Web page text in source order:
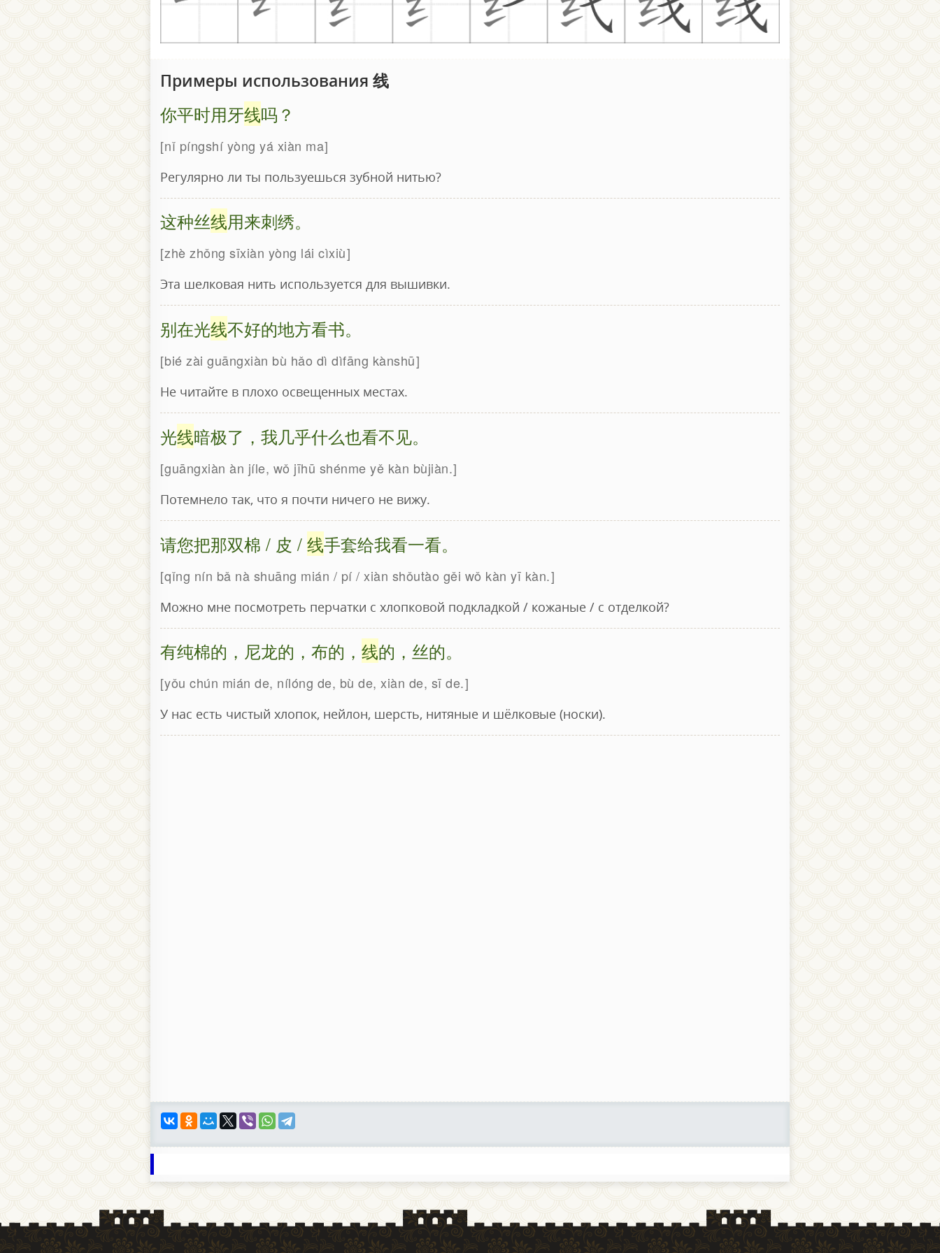
Примеры использования 线
你平时用牙线吗？
nǐ píngshí yòng yá xiàn ma
Регулярно ли ты пользуешься зубной нитью?
这种丝线用来刺绣。
zhè zhǒng sīxiàn yòng lái cìxiù
Эта шелковая нить используется для вышивки.
别在光线不好的地方看书。
bié zài guāngxiàn bù hǎo dì dìfāng kànshū
Не читайте в плохо освещенных местах.
光线暗极了，我几乎什么也看不见。
guāngxiàn àn jíle, wǒ jīhū shénme yě kàn bùjiàn.
Потемнело так, что я почти ничего не вижу.
请您把那双棉 / 皮 / 线手套给我看一看。
qǐng nín bǎ nà shuāng mián / pí / xiàn shǒutào gěi wǒ kàn yī kàn.
Можно мне посмотреть перчатки с хлопковой подкладкой / кожаные / с отделкой?
有纯棉的，尼龙的，布的， 线的，丝的。
yǒu chún mián de, nílóng de, bù de, xiàn de, sī de.
У нас есть чистый хлопок, нейлон, шерсть, нитяные и шёлковые (носки).